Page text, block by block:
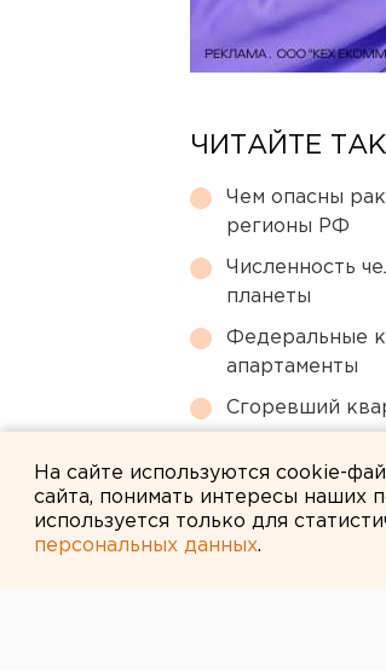
ЧИТАЙТЕ
Чем опасны
регионы РФ
Численность
планеты
Федеральные
апартаменты
Сгоревший
На сайте используются cookie-
сайта, понимать интересы наших
используется только для
персональных данных.